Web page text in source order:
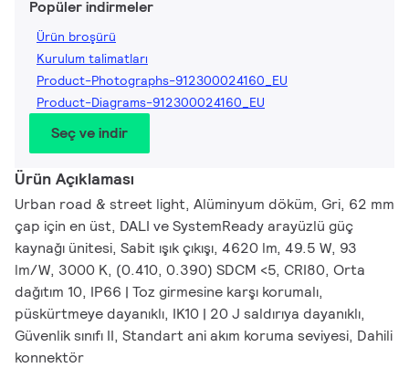
Popüler indirmeler
Ürün broşürü
Kurulum talimatları
Product-Photographs-912300024160_EU
Product-Diagrams-912300024160_EU
Seç ve indir
Ürün Açıklaması
Urban road & street light, Alüminyum döküm, Gri, 62 mm
çap için en üst, DALI ve SystemReady arayüzlü güç
kaynağı ünitesi, Sabit ışık çıkışı, 4620 lm, 49.5 W, 93
lm/W, 3000 K, (0.410, 0.390) SDCM <5, CRI80, Orta
dağıtım 10, IP66 | Toz girmesine karşı korumalı,
püskürtmeye dayanıklı, IK10 | 20 J saldırıya dayanıklı,
Güvenlik sınıfı II, Standart ani akım koruma seviyesi, Dahili
konnektör